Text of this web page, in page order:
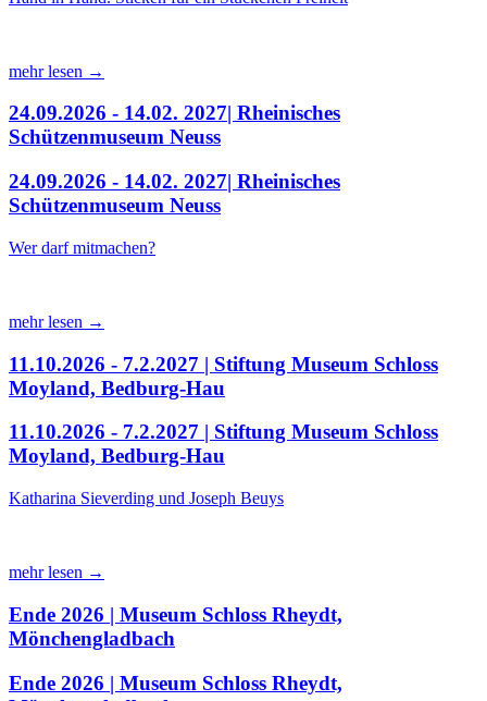
mehr lesen →
24.09.2026 - 14.02. 2027| Rheinisches
Schützenmuseum Neuss
24.09.2026 - 14.02. 2027| Rheinisches
Schützenmuseum Neuss
Wer darf mitmachen?
mehr lesen →
11.10.2026 - 7.2.2027 | Stiftung Museum Schloss
Moyland, Bedburg-Hau
11.10.2026 - 7.2.2027 | Stiftung Museum Schloss
Moyland, Bedburg-Hau
Katharina Sieverding und Joseph Beuys
mehr lesen →
Ende 2026 | Museum Schloss Rheydt,
Mönchengladbach
Ende 2026 | Museum Schloss Rheydt,